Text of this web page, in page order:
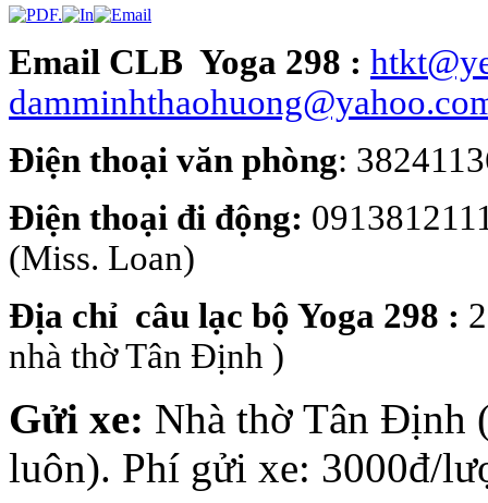
Email CLB Yoga 298 :
Điện thoại văn phòng:
Điện thoại đi động:
(Miss. Loan)
Địa chỉ câu lạc bộ Yoga 298 :
nhà thờ Tân Định )
Gửi xe: Nhà thờ Tân Định
luôn). Phí gửi xe: 3000đ/